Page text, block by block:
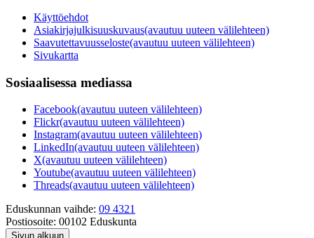
Käyttöehdot
Asiakirjajulkisuuskuvaus(avautuu uuteen välilehteen)
Saavutettavuusseloste(avautuu uuteen välilehteen)
Sivukartta
Sosiaalisessa mediassa
Facebook(avautuu uuteen välilehteen)
Flickr(avautuu uuteen välilehteen)
Instagram(avautuu uuteen välilehteen)
LinkedIn(avautuu uuteen välilehteen)
X(avautuu uuteen välilehteen)
Youtube(avautuu uuteen välilehteen)
Threads(avautuu uuteen välilehteen)
Eduskunnan vaihde: 09 4321
Postiosoite: 00102 Eduskunta
Sivun alkuun